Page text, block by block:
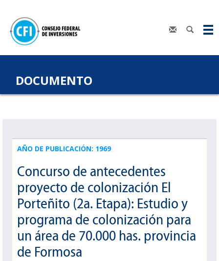
DOCUMENTO
AÑO DE PUBLICACIÓN: 1969
Concurso de antecedentes
proyecto de colonización El
Porteñito (2a. Etapa): Estudio y
programa de colonización para
un área de 70.000 has. provincia
de Formosa